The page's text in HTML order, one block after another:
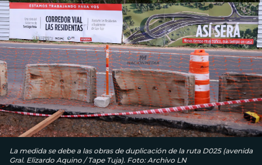
La medida se debe a las obras de duplicación de la ruta D025 (avenida
Gral. Elizardo Aquino / Tape Tuja). Foto: Archivo LN